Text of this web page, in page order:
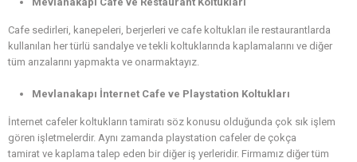
Cafe sedirleri, kanepeleri, berjerleri ve cafe koltukları ile restaurantlarda
kullanılan her türlü sandalye ve tekli koltuklarında kaplamalarını ve diğer
tüm arızalarını yapmakta ve onarmaktayız.
Mevlanakapı İnternet Cafe ve Playstation Koltukları
İnternet cafeler koltukların tamiratı söz konusu olduğunda çok sık işlem
gören işletmelerdir. Aynı zamanda playstation cafeler de çokça
tamirat ve kaplama talep eden bir diğer iş yerleridir. Firmamız diğer tüm